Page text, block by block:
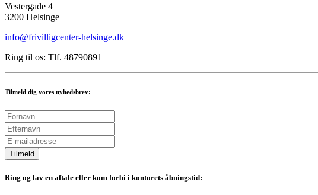
Vestergade 4
3200 Helsinge
info@frivilligcenter-helsinge.dk
Ring til os: Tlf. 48790891
Tilmeld dig vores nyhedsbrev:
Tilmeld
Ring og lav en aftale eller kom forbi i kontorets åbningstid: